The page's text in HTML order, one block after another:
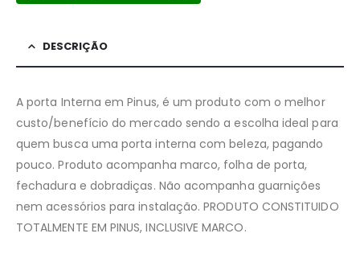
DESCRIÇÃO
A porta Interna em Pinus, é um produto com o melhor
custo/benefício do mercado sendo a escolha ideal para
quem busca uma porta interna com beleza, pagando
pouco. Produto acompanha marco, folha de porta,
fechadura e dobradiças. Não acompanha guarnições
nem acessórios para instalação. PRODUTO CONSTITUIDO
TOTALMENTE EM PINUS, INCLUSIVE MARCO.